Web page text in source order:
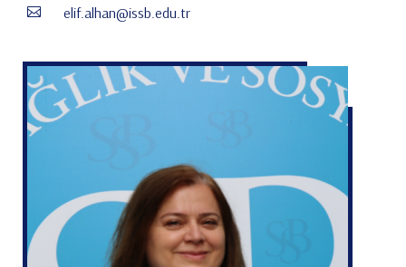
elif.alhan@issb.edu.tr